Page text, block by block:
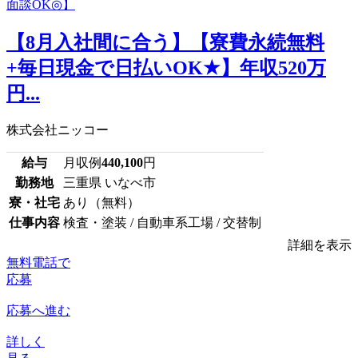
【8月入社間に合う】【寮費永続無料
+毎日現金で日払いOK★】年収520万
円...
株式会社ニッコー
給与 月収例440,100円
勤務地
三重県 いなべ市
寮・社宅 あり（無料）
仕事内容 検査・塗装 / 自動車系工場 / 交替制
詳細を表示
無料電話で
応募
応募へ進む
詳しく